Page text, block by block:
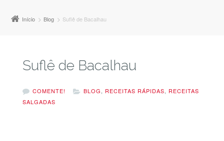
Início Blog Suflê de Bacalhau
Suflê de Bacalhau
COMENTE! BLOG, RECEITAS RÁPIDAS, RECEITAS
SALGADAS